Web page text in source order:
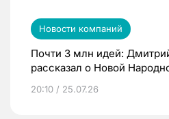
Новости компаний
Почти 3 млн идей:
рассказал о Новой
20:10 / 25.07.26